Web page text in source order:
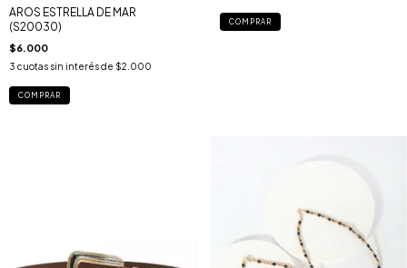
AROS ESTRELLA DE MAR
(S20030)
$6.000
3 cuotas sin interés de $2.000
COMPRAR
COMPRAR